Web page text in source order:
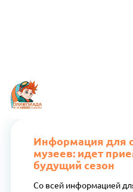
Информация для
музеев: идет
будущий сезон
Со всей информацией